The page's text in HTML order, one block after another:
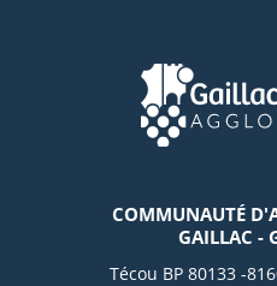
COMMUNAUTÉ
GAILLAC -
Técou BP 80133 -